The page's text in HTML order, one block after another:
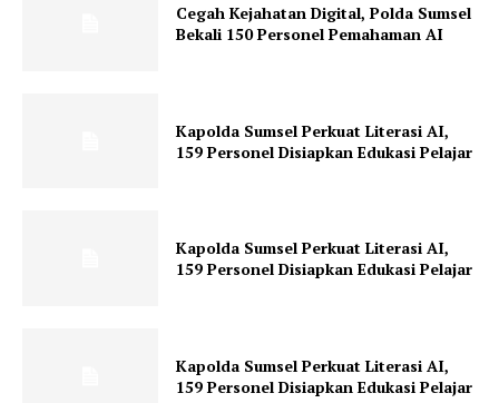
Cegah Kejahatan Digital, Polda Sumsel
Bekali 150 Personel Pemahaman AI
Kapolda Sumsel Perkuat Literasi AI,
159 Personel Disiapkan Edukasi Pelajar
Kapolda Sumsel Perkuat Literasi AI,
159 Personel Disiapkan Edukasi Pelajar
Kapolda Sumsel Perkuat Literasi AI,
159 Personel Disiapkan Edukasi Pelajar